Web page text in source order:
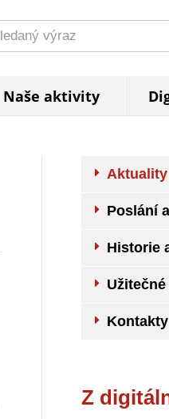
Naše aktivity
Aktuality
Poslání
Historie
Kontakty
Z